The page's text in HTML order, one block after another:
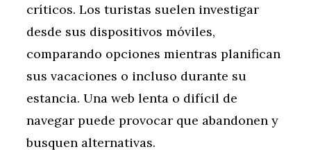
críticos. Los turistas suelen investigar
desde sus dispositivos móviles,
comparando opciones mientras planifican
sus vacaciones o incluso durante su
estancia. Una web lenta o difícil de
navegar puede provocar que abandonen y
busquen alternativas.